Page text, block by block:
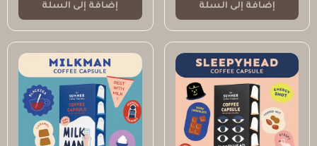
إضافة إلى السلة إضافة إلى السلة